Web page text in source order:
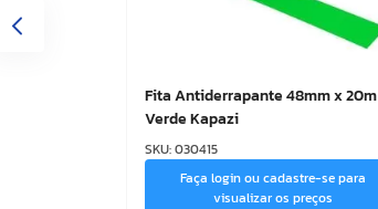
Fita Antiderrapante 48mm x 20m
Verde Kapazi
SKU:030415
Faça login ou cadastre-se para
visualizar os preços